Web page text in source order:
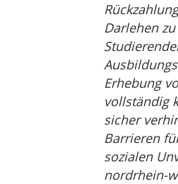
Darlehen
Erhebung
vollständig
sicher
Barrieren
sozialen
nordrhein-